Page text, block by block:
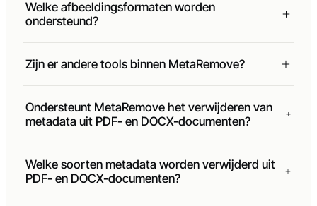
ondersteund?
Zijn er andere tools binnen MetaRemove?
metadata uit PDF- en DOCX-documenten?